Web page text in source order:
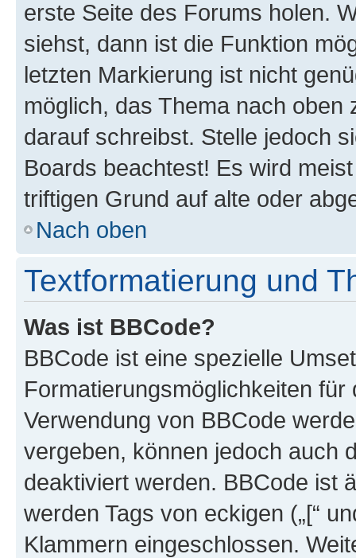
erste Seite des Forums holen.
siehst, dann ist die Funktion
letzten Markierung ist nicht
möglich, das Thema nach oben
darauf schreibst. Stelle jedoch
Boards beachtest! Es wird
triftigen Grund auf alte oder
Nach oben
Textformatierung und
Was ist BBCode?
BBCode ist eine spezielle
Formatierungsmöglichkeiten
Verwendung von BBCode
vergeben, können jedoch auch
deaktiviert werden. BBCode ist
werden Tags von eckigen („[“
Klammern eingeschlossen.